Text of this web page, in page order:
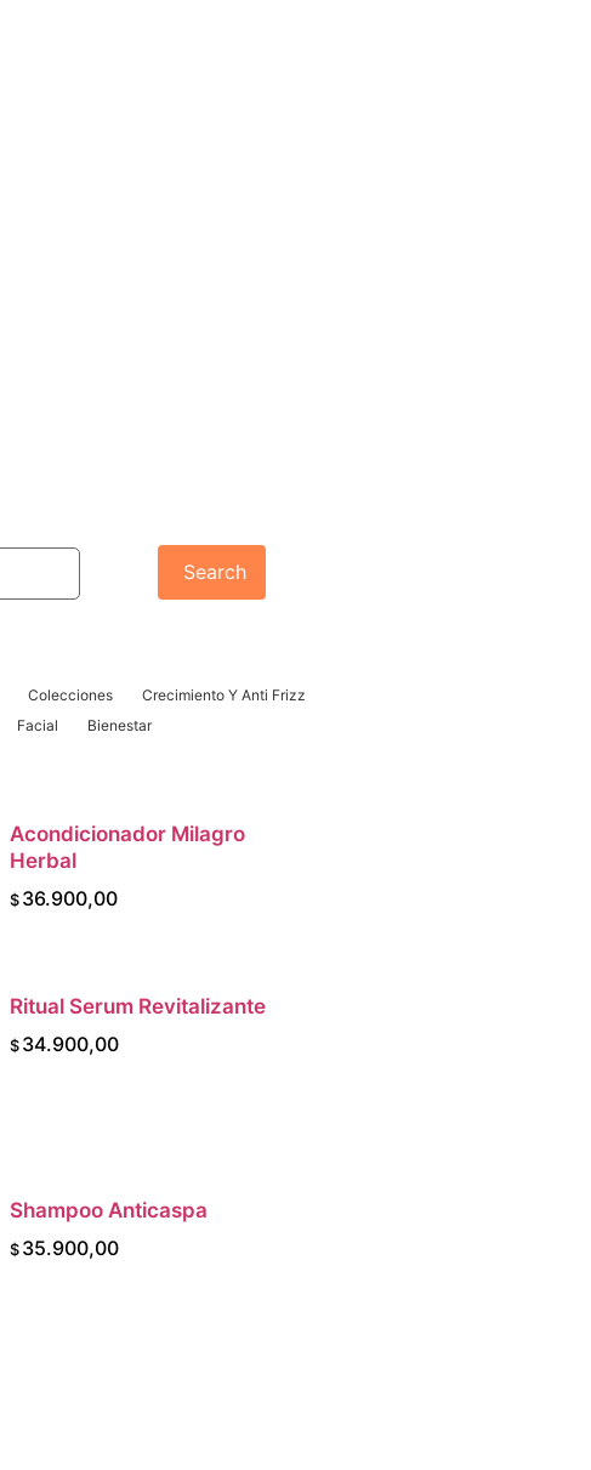
Search
Colecciones
Crecimiento Y Anti Frizz
Facial Bienestar
AGREGAR AL CARRITO
Acondicionador Milagro
Herbal
$ 36.900,00
AGREGAR AL CARRITO
Ritual Serum Revitalizante
$ 34.900,00
AGREGAR AL CARRITO
Shampoo Anticaspa
$ 35.900,00